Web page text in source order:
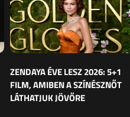
ZENDAYA ÉVE LESZ 2026: 5+1
FILM, AMIBEN A SZÍNÉSZNŐT
LÁTHATJUK JÖVŐRE